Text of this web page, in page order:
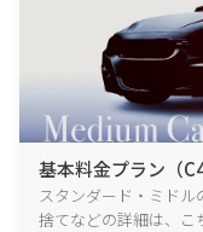
基本料金プラン（C4
スタンダード・ミドル
捨てなどの詳細は、こ